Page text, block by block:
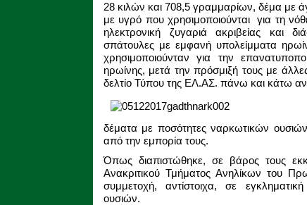
28 κιλών και 708,5 γραμμαρίων, δέμα με
με υγρό που χρησιμοποιούνται για τη
ηλεκτρονική ζυγαριά ακριβείας και
σπάτουλες με εμφανή υπολείμματα
χρησιμοποιούνταν για την
ηρωίνης, μετά την πρόσμιξή τους με
δελτίο Τύπου της ΕΛ.ΑΣ. πάνω και κάτω
δέματα με ποσότητες ναρκωτικών
από την εμπορία τους.
Όπως διαπιστώθηκε, σε βάρος τους
Ανακριτικού Τμήματος Ανηλίκων του
συμμετοχή, αντίστοιχα, σε
ουσιών.